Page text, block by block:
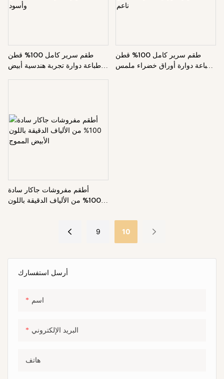
أرسل استفسارك
اسم
البريد الإلكتروني
هاتف
طقم سرير كامل 100% قطن
طباعة دوارة تجربة هندسية أبيض
طقم سرير كامل 100% قطن
طباعة دوارة أوراق خضراء ملمس
أطقم مفروشات جاكار سادة
100% من الألياف الدقيقة باللون
9 10